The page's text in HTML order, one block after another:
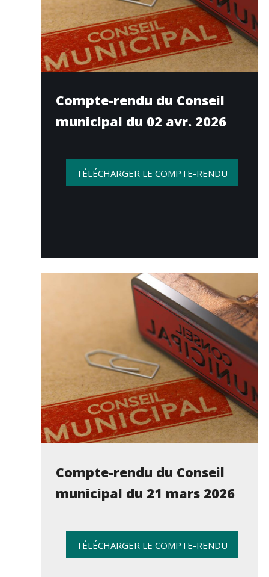
Compte-rendu du Conseil
municipal du 02 avr. 2026
TÉLÉCHARGER LE COMPTE-RENDU
Compte-rendu du Conseil
municipal du 21 mars 2026
TÉLÉCHARGER LE COMPTE-RENDU